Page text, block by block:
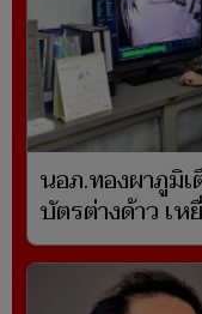
นอภ.ทองผาภูมิ
บัตรต่างด้าว เ